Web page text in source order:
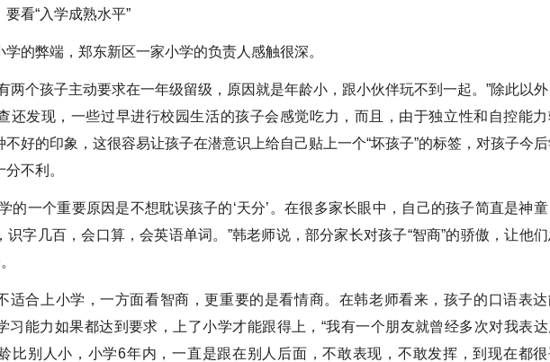
看“入学成熟水平”
的弊端，郑东新区一家小学的负责人感触很深。
两个孩子主动要求在一年级留级，原因就是年龄小，跟小伙伴玩不到一起。”除此以外
还发现，一些过早进行校园生活的孩子会感觉吃力，而且，由于独立性和自控能
好的印象，这很容易让孩子在潜意识上给自己贴上一个“坏孩子”的标签，对孩子今后
不利。
的一个重要原因是不想耽误孩子的‘天分’。在很多家长眼中，自己的孩子简直是神童
识字几百，会口算，会英语单词。”韩老师说，部分家长对孩子“智商”的骄傲，让他们
适合上小学，一方面看智商，更重要的是看情商。在韩老师看来，孩子的口语表
习能力如果都达到要求，上了小学才能跟得上，“我有一个朋友就曾经多次对我表
比别人小，小学6年内，一直是跟在别人后面，不敢表现，不敢发挥，到现在都